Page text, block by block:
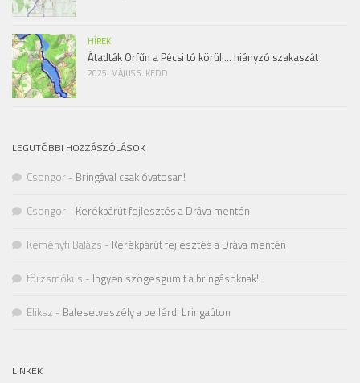
HÍREK
Átadták Orfűn a Pécsi tó körüli… hiányzó szakaszát
2025. MÁJUS 6. KEDD
LEGUTÓBBI HOZZÁSZÓLÁSOK
Csongor - Bringával csak óvatosan!
Csongor - Kerékpárút fejlesztés a Dráva mentén
Keményfi Balázs - Kerékpárút fejlesztés a Dráva mentén
törzsmókus - Ingyen szögesgumit a bringásoknak!
Eliksz - Balesetveszély a pellérdi bringaúton
LINKEK